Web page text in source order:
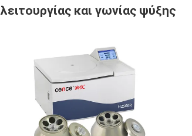
λειτουργίας και γωνίας ψύξης